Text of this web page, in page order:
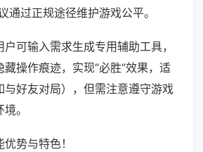
通过正规途径维护游戏公平。
可输入需求生成专用辅助工具，
操作痕迹，实现“必胜”效果，适
与好友对局），但需注意遵守游戏
。
势与特色！